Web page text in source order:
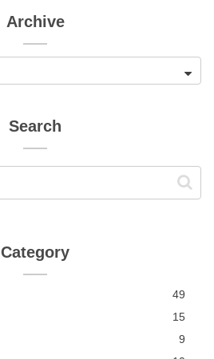
Archive
Search
Category
49
15
9